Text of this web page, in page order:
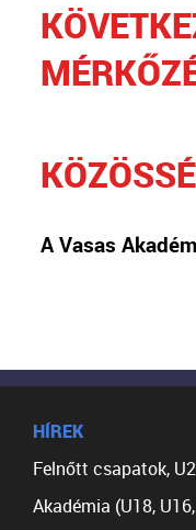
A Vasas
HÍREK
Felnőtt csapatok,
Akadémia (U18,